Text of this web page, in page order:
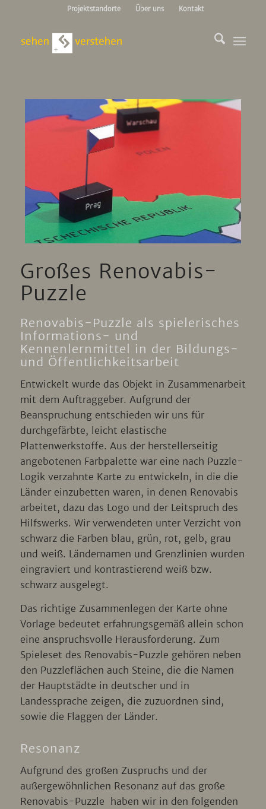
Projektstandorte Über uns Kontakt
Großes Renovabis-
Puzzle
Renovabis-Puzzle als spielerisches
Informations- und
Kennenlernmittel in der Bildungs-
und Öffentlichkeitsarbeit
Entwickelt wurde das Objekt in Zusammenarbeit
mit dem Auftraggeber. Aufgrund der
Beanspruchung entschieden wir uns für
durchgefärbte, leicht elastische
Plattenwerkstoffe. Aus der herstellerseitig
angebotenen Farbpalette war eine nach Puzzle-
Logik verzahnte Karte zu entwickeln, in die die
Länder einzubetten waren, in denen Renovabis
arbeitet, dazu das Logo und der Leitspruch des
Hilfswerks. Wir verwendeten unter Verzicht von
schwarz die Farben blau, grün, rot, gelb, grau
und weiß. Ländernamen und Grenzlinien wurden
eingraviert und kontrastierend weiß bzw.
schwarz ausgelegt.
Das richtige Zusammenlegen der Karte ohne
Vorlage bedeutet erfahrungsgemäß allein schon
eine anspruchsvolle Herausforderung. Zum
Spieleset des Renovabis-Puzzle gehören neben
den Puzzleflächen auch Steine, die die Namen
der Hauptstädte in deutscher und in
Landessprache zeigen, die zuzuordnen sind,
sowie die Flaggen der Länder.
Resonanz
Aufgrund des großen Zuspruchs und der
außergewöhnlichen Resonanz auf das große
Renovabis-Puzzle haben wir in den folgenden